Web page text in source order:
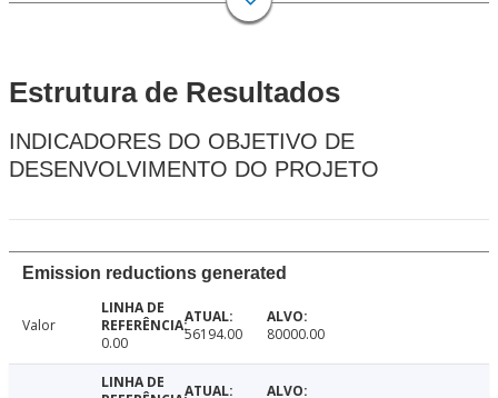
Estrutura de Resultados
INDICADORES DO OBJETIVO DE
DESENVOLVIMENTO DO PROJETO
Emission reductions generated
Valor
0.00
56194.00 80000.00